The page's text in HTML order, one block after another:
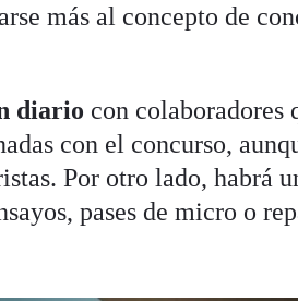
más al concepto de
diario con colaboradores
con el concurso,
Por otro lado, habrá
pases de micro o